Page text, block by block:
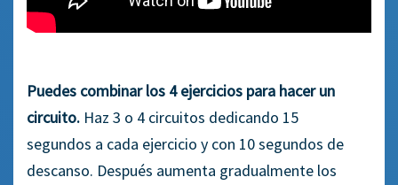
Puedes combinar los 4 ejercicios para hacer un
circuito. Haz 3 o 4 circuitos dedicando 15
segundos a cada ejercicio y con 10 segundos de
descanso. Después aumenta gradualmente los